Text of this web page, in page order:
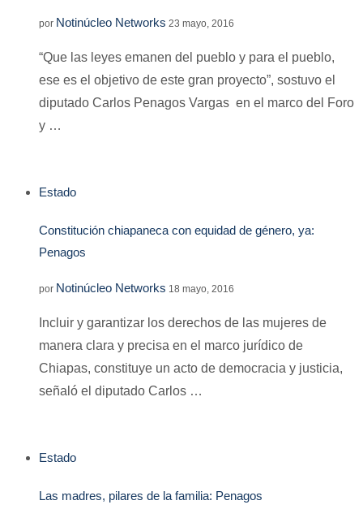
por Notinúcleo Networks 23 mayo, 2016
“Que las leyes emanen del pueblo y para el pueblo,
ese es el objetivo de este gran proyecto”, sostuvo el
diputado Carlos Penagos Vargas en el marco del Foro
y …
Estado
Constitución chiapaneca con equidad de género, ya:
Penagos
por Notinúcleo Networks 18 mayo, 2016
Incluir y garantizar los derechos de las mujeres de
manera clara y precisa en el marco jurídico de
Chiapas, constituye un acto de democracia y justicia,
señaló el diputado Carlos …
Estado
Las madres, pilares de la familia: Penagos